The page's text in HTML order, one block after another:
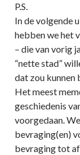
P.S.
In de volgende
hebben we het
– die van vorig
“nette stad”
dat zou kunnen
Het meest
geschiedenis
voorgedaan.
bevraging(en)
bevraging tot